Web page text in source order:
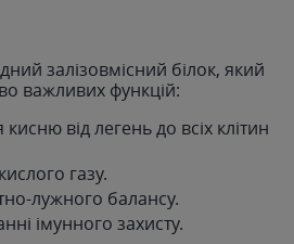
залізовмісний білок, який
важливих функцій:
від легень до всіх клітин
газу.
лужного балансу.
імунного захисту.